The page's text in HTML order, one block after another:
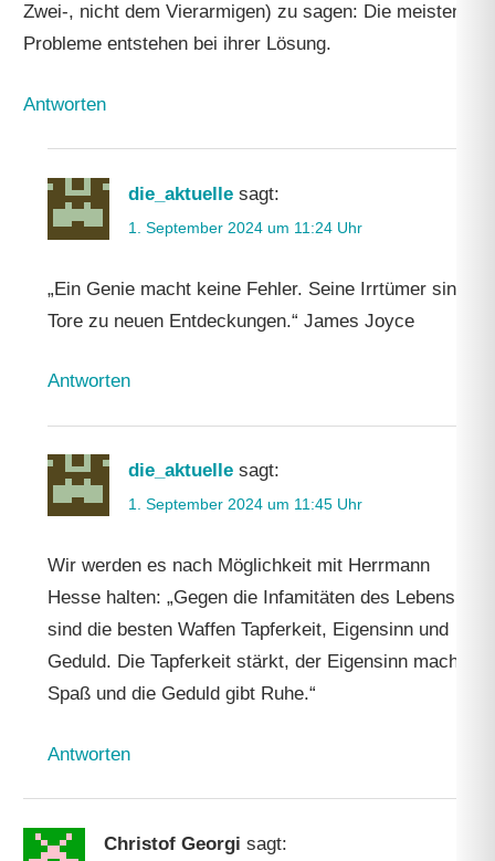
Zwei-, nicht dem Vierarmigen) zu sagen: Die meisten
Probleme entstehen bei ihrer Lösung.
Antworten
die_aktuelle sagt:
1. September 2024 um 11:24 Uhr
„Ein Genie macht keine Fehler. Seine Irrtümer sind
Tore zu neuen Entdeckungen.“ James Joyce
Antworten
die_aktuelle sagt:
1. September 2024 um 11:45 Uhr
Wir werden es nach Möglichkeit mit Herrmann
Hesse halten: „Gegen die Infamitäten des Lebens
sind die besten Waffen Tapferkeit, Eigensinn und
Geduld. Die Tapferkeit stärkt, der Eigensinn macht
Spaß und die Geduld gibt Ruhe.“
Antworten
Christof Georgi sagt: